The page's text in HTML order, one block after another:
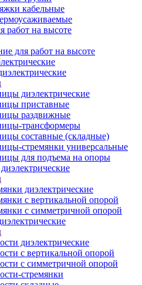
кабельные
работ на высоте
для работ на высоте
диэлектрические
приставные
раздвижные
трансформеры
составные (складные)
стремянки универсальные
для подъема на опоры
диэлектрические
с вертикальной опорой
с симметричной опорой
диэлектрические
с вертикальной опорой
с симметричной опорой
стремянки